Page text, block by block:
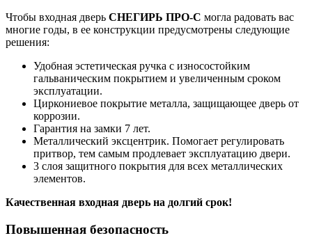
Чтобы входная дверь СНЕГИРЬ ПРО-С могла радовать вас
многие годы, в ее конструкции предусмотрены следующие
решения:
Удобная эстетическая ручка с износостойким
гальваническим покрытием и увеличенным сроком
эксплуатации.
Циркониевое покрытие металла, защищающее дверь от
коррозии.
Гарантия на замки 7 лет.
Металлический эксцентрик. Помогает регулировать
притвор, тем самым продлевает эксплуатацию двери.
3 слоя защитного покрытия для всех металлических
элементов.
Качественная входная дверь на долгий срок!
Повышенная безопасность